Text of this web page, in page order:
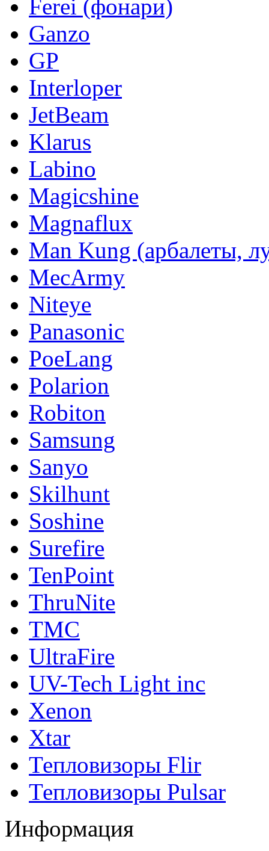
Ferei (фонари)
Ganzo
GP
Interloper
JetBeam
Klarus
Labino
Magicshine
Magnaflux
Man Kung (арбалеты,
MecArmy
Niteye
Panasonic
PoeLang
Polarion
Robiton
Samsung
Sanyo
Skilhunt
Soshine
Surefire
TenPoint
ThruNite
TMC
UltraFire
UV-Tech Light inc
Xenon
Xtar
Тепловизоры Flir
Тепловизоры Pulsar
Информация